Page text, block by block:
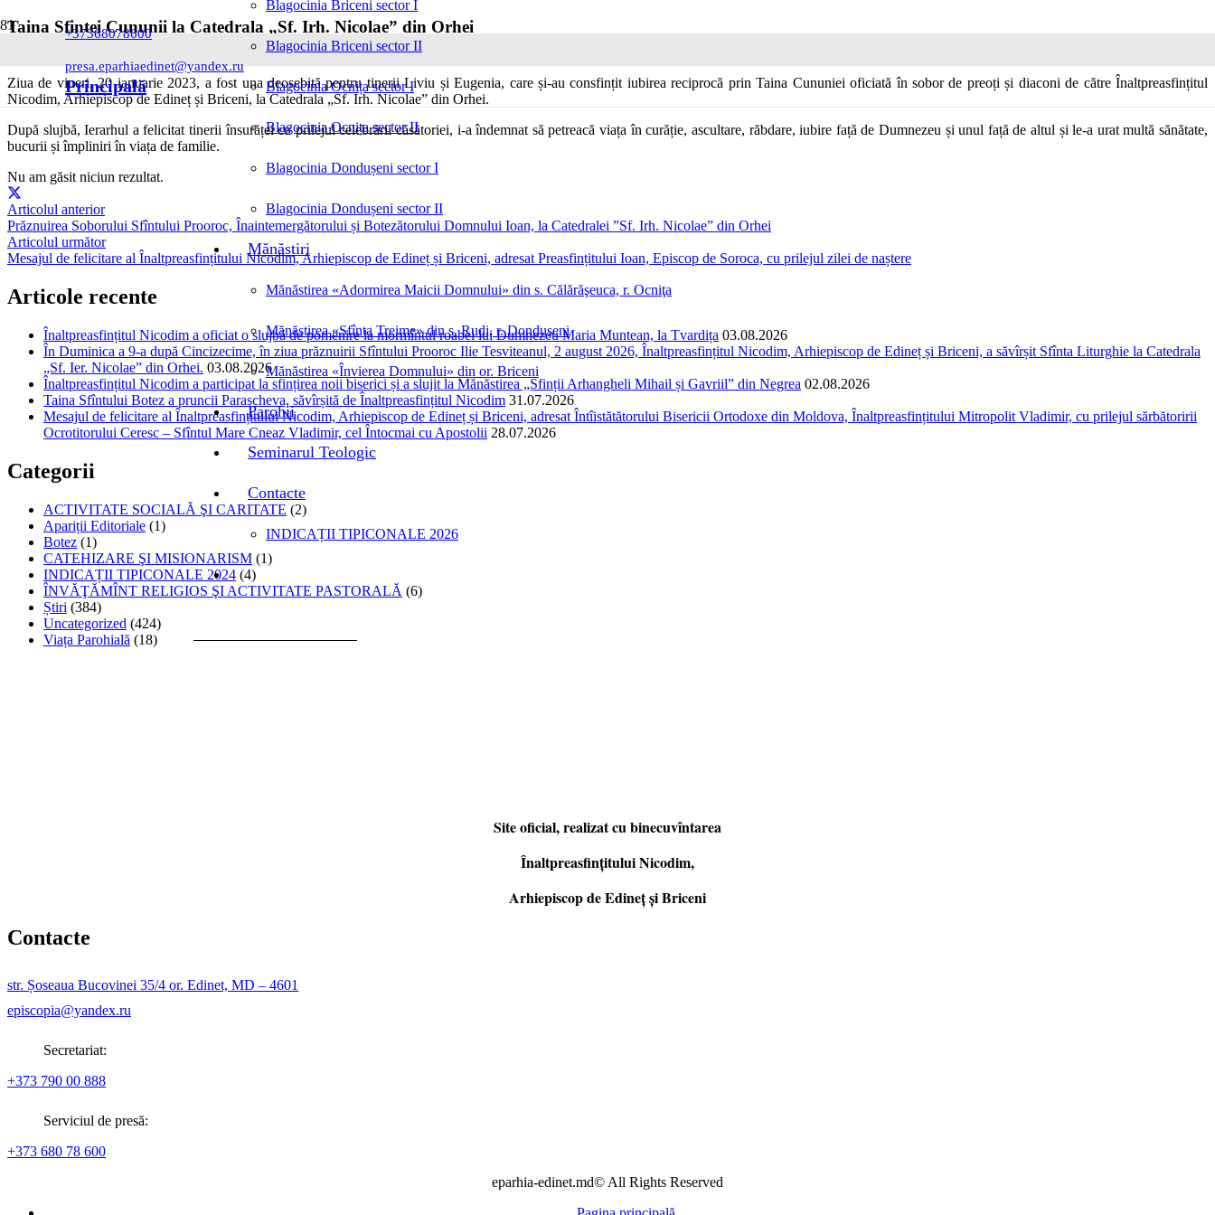
+37368078600
presa.eparhiaedinet@yandex.ru
Principală
Blagocinia Briceni sector I
Blagocinia Briceni sector II
Blagocinia Ocnița sector I
Blagocinia Ocnița sector II
Blagocinia Dondușeni sector I
Blagocinia Dondușeni sector II
Mănăstiri
Mănăstirea «Adormirea Maicii Domnului» din s. Călărăşeuca, r. Ocniţa
Mănăstirea «Sfînta Treime» din s. Rudi, r. Donduşeni
Mănăstirea «Învierea Domnului» din or. Briceni
Parohii
Seminarul Teologic
Contacte
INDICAȚII TIPICONALE 2026
Taina Sfintei Cununii la Catedrala „Sf. Irh. Nicolae” din Orhei
Ziua de vineri, 20 ianuarie 2023, a fost una deosebită pentru tinerii Liviu și Eugenia, care și-au consfințit iubirea reciprocă prin Taina Cununiei oficiată în sobor de preoți și diaconi de către Înaltpreasfințitul
Nicodim, Arhiepiscop de Edineț și Briceni, la Catedrala „Sf. Irh. Nicolae” din Orhei.
După slujbă, Ierarhul a felicitat tinerii însurăței cu prilejul celebrării căsătoriei, i-a îndemnat să petreacă viața în curăție, ascultare, răbdare, iubire față de Dumnezeu și unul față de altul și le-a urat multă sănătate,
bucurii și împliniri în viața de familie.
Nu am găsit niciun rezultat.
Articolul anterior
Prăznuirea Soborului Sfîntului Prooroc, Înaintemergătorului și Botezătorului Domnului Ioan, la Catedralei ”Sf. Irh. Nicolae” din Orhei
Articolul următor
Mesajul de felicitare al Înaltpreasfințitului Nicodim, Arhiepiscop de Edineț și Briceni, adresat Preasfințitului Ioan, Episcop de Soroca, cu prilejul zilei de naștere
Articole recente
Înaltpreasfințitul Nicodim a oficiat o slujbă de pomenire la mormîntul roabei lui Dumnezeu Maria Muntean, la Tvardița 03.08.2026
În Duminica a 9-a după Cincizecime, în ziua prăznuirii Sfîntului Prooroc Ilie Tesviteanul, 2 august 2026, Înaltpreasfințitul Nicodim, Arhiepiscop de Edineț și Briceni, a săvîrșit Sfînta Liturghie la Catedrala
„Sf. Ier. Nicolae” din Orhei. 03.08.2026
Înaltpreasfințitul Nicodim a participat la sfințirea noii biserici și a slujit la Mănăstirea „Sfinții Arhangheli Mihail și Gavriil” din Negrea 02.08.2026
Taina Sfîntului Botez a pruncii Parascheva, săvîrșită de Înaltpreasfințitul Nicodim 31.07.2026
Mesajul de felicitare al Înaltpreasfințitului Nicodim, Arhiepiscop de Edineț și Briceni, adresat Întîistătătorului Bisericii Ortodoxe din Moldova, Înaltpreasfințitului Mitropolit Vladimir, cu prilejul sărbătoririi
Ocrotitorului Ceresc – Sfîntul Mare Cneaz Vladimir, cel Întocmai cu Apostolii 28.07.2026
Categorii
ACTIVITATE SOCIALĂ ŞI CARITATE (2)
Apariții Editoriale (1)
Botez (1)
CATEHIZARE ŞI MISIONARISM (1)
INDICAȚII TIPICONALE 2024 (4)
ÎNVĂŢĂMÎNT RELIGIOS ŞI ACTIVITATE PASTORALĂ (6)
Știri (384)
Uncategorized (424)
Viața Parohială (18)
Site oficial, realizat cu binecuvîntarea
Înaltpreasfințitului Nicodim,
Arhiepiscop de Edineţ şi Briceni
Contacte
str. Șoseaua Bucovinei 35/4 or. Edinet, MD – 4601
episcopia@yandex.ru
Secretariat:
+373 790 00 888
Serviciul de presă:
+373 680 78 600
eparhia-edinet.md© All Rights Reserved